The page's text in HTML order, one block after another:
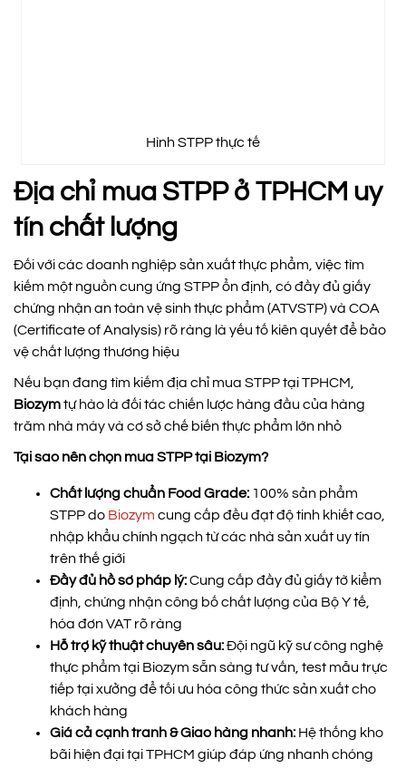
Hình STPP thực tế
Địa chỉ mua STPP ở TPHCM uy
tín chất lượng
Đối với các doanh nghiệp sản xuất thực phẩm, việc tìm
kiếm một nguồn cung ứng STPP ổn định, có đầy đủ giấy
chứng nhận an toàn vệ sinh thực phẩm (ATVSTP) và COA
(Certificate of Analysis) rõ ràng là yếu tố kiên quyết để bảo
vệ chất lượng thương hiệu
Nếu bạn đang tìm kiếm địa chỉ mua STPP tại TPHCM,
Biozymtự hào là đối tác chiến lược hàng đầu của hàng
trăm nhà máy và cơ sở chế biến thực phẩm lớn nhỏ
Tại sao nên chọn mua STPP tại Biozym?
Chất lượng chuẩn Food Grade: 100% sản phẩm
STPP do Biozym cung cấp đều đạt độ tinh khiết cao,
nhập khẩu chính ngạch từ các nhà sản xuất uy tín
trên thế giới
Đầy đủ hồ sơ pháp lý:Cung cấp đầy đủ giấy tờ kiểm
định, chứng nhận công bố chất lượng của Bộ Y tế,
hóa đơn VAT rõ ràng
Hỗ trợ kỹ thuật chuyên sâu:Đội ngũ kỹ sư công nghệ
thực phẩm tại Biozym sẵn sàng tư vấn, test mẫu trực
tiếp tại xưởng để tối ưu hóa công thức sản xuất cho
khách hàng
Giá cả cạnh tranh & Giao hàng nhanh: Hệ thống kho
bãi hiện đại tại TPHCM giúp đáp ứng nhanh chóng